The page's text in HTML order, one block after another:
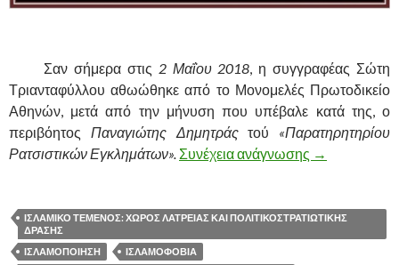
Σαν σήμερα στις 2 Μαΐου 2018 , η συγγραφέας Σώτη
Τριανταφύλλου αθωώθηκε από το Μονομελές Πρωτοδικείο
Αθηνών, μετά από την μήνυση που υπέβαλε κατά της, ο
περιβόητος Παναγιώτης Δημητράςτού «Παρατηρητηρίου
Ρατσιστικών Εγκλημάτων». Συνέχεια ανάγνωσης Η ΔΙΑΜΑΧΗ
→
ΙΣΛΑΜΙΚΟ ΤΕΜΕΝΟΣ: ΧΩΡΟΣ ΛΑΤΡΕΙΑΣ ΚΑΙ ΠΟΛΙΤΙΚΟΣΤΡΑΤΙΩΤΙΚΗΣ
ΔΡΑΣΗΣ
ΙΣΛΑΜΟΠΟΙΗΣΗ
ΙΣΛΑΜΟΦΟΒΙΑ